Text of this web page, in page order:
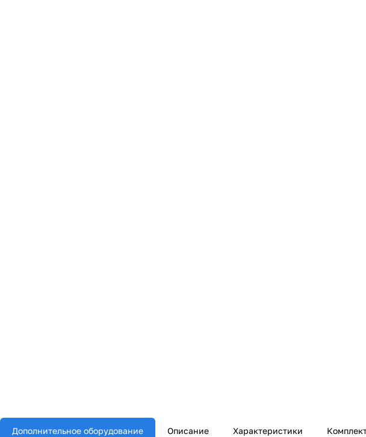
Дополнительное оборудование Описание Характеристики